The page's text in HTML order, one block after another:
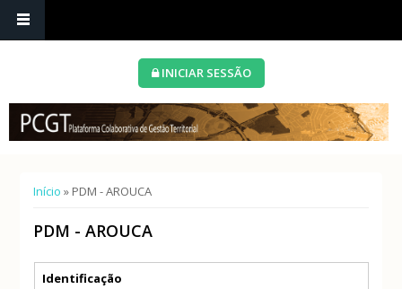
INICIAR SESSÃO
Está aqui
Início » PDM - AROUCA
PDM - AROUCA
Separadores verticais
Identificação